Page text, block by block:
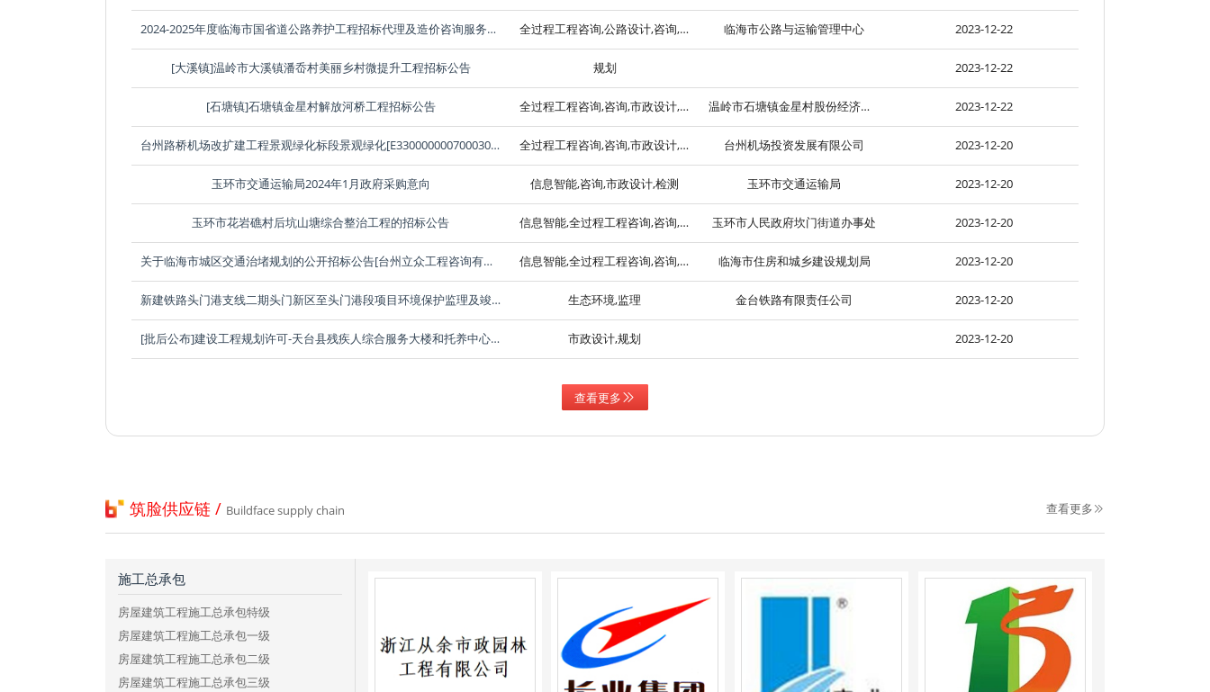
2024-2025年度临海市国省道公路养护工程招标代理及造价咨询服务招标公告[A3310011060003579001001] 全过程工程咨询,公路设计,咨询,市政设计,检测,监理 临海市公路与运输管理中心 2023-12-22
[大溪镇]温岭市大溪镇潘岙村美丽乡村微提升工程招标公告 规划 2023-12-22
[石塘镇]石塘镇金星村解放河桥工程招标公告 全过程工程咨询,咨询,市政设计,建筑设计,施工,检测 温岭市石塘镇金星村股份经济合作社 2023-12-22
台州路桥机场改扩建工程景观绿化标段景观绿化[E3300000007000300010001]招标公告 全过程工程咨询,咨询,市政设计,建筑设计,生态环境 台州机场投资发展有限公司 2023-12-20
玉环市交通运输局2024年1月政府采购意向 信息智能,咨询,市政设计,检测 玉环市交通运输局 2023-12-20
玉环市花岩礁村后坑山塘综合整治工程的招标公告 信息智能,全过程工程咨询,咨询,施工,水利,生态环境 玉环市人民政府坎门街道办事处 2023-12-20
关于临海市城区交通治堵规划的公开招标公告[台州立众工程咨询有限公司] 信息智能,全过程工程咨询,咨询,市政设计,检测,生态环境,规划 临海市住房和城乡建设规划局 2023-12-20
新建铁路头门港支线二期头门新区至头门港段项目环境保护监理及竣工环保验收技术服务采购预告 生态环境,监理 金台铁路有限责任公司 2023-12-20
[批后公布]建设工程规划许可-天台县残疾人综合服务大楼和托养中心提升改造工程 市政设计,规划 2023-12-20
查看更多
筑脸供应链 / Buildface supply chain 查看更多
施工总承包
房屋建筑工程施工总承包特级
房屋建筑工程施工总承包一级
房屋建筑工程施工总承包二级
房屋建筑工程施工总承包三级